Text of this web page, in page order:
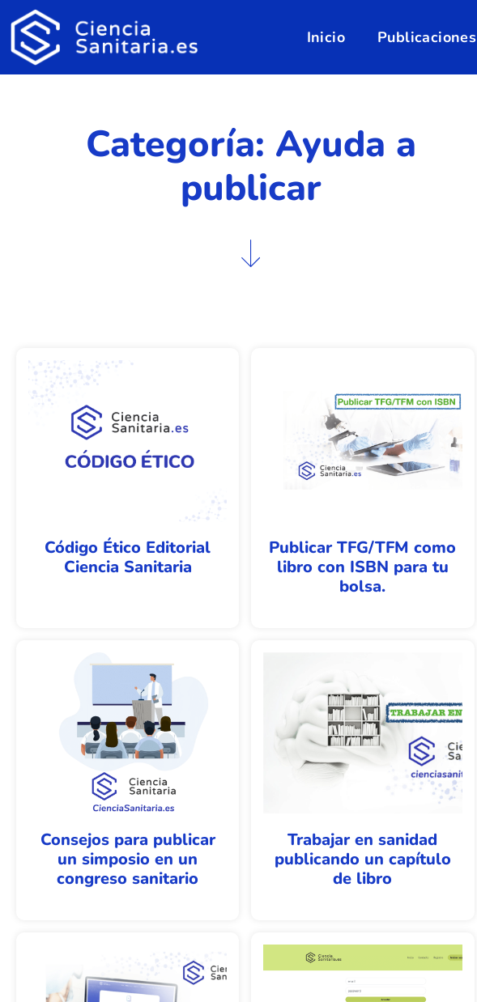
Inicio Publicaciones
Categoría: Ayuda a
publicar
Código Ético Editorial
Ciencia Sanitaria
Publicar TFG/TFM como
libro con ISBN para tu
bolsa.
Consejos para publicar
un simposio en un
congreso sanitario
Trabajar en sanidad
publicando un capítulo
de libro